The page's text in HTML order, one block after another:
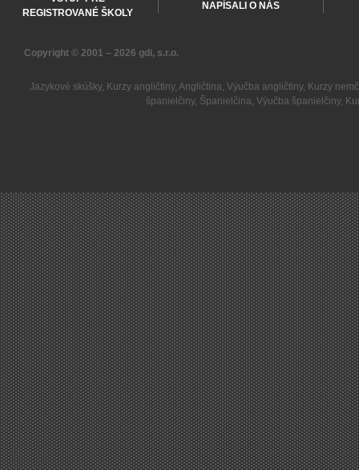
REGISTROVANÉ ŠKOLY
NAPÍSALI O NÁS
Copyright © 2001 – 2026 gdi, s.r.o.
Jazykové skúšky, Kurzy angličtiny, Angličtina, Výučba angličtiny, Kurzy
španielčiny, Španielčina, Výučba španielčiny,